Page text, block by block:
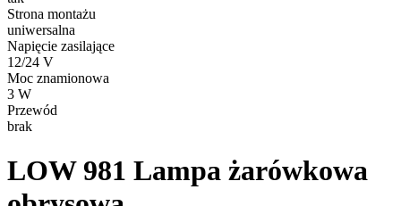
Strona montażu
uniwersalna
Napięcie zasilające
12/24 V
Moc znamionowa
3 W
Przewód
brak
LOW 981 Lampa żarówkowa